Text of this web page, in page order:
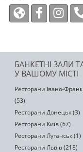
БАНКЕТНІ ЗАЛИ
У ВАШОМУ МІСТІ
Ресторани Івано-
(53)
Ресторани Донецьк (3)
Ресторани Київ (67)
Ресторани Луганськ (1)
Ресторани Львів (218)